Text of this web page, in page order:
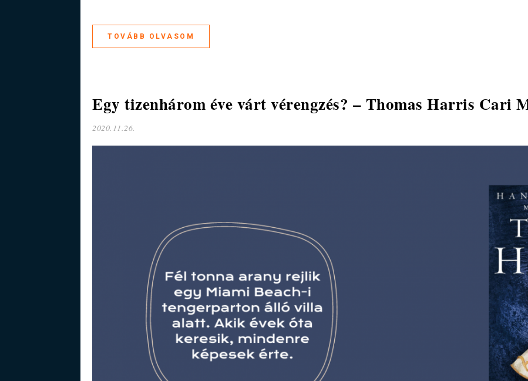
TOVÁBB OLVASOM
Egy tizenhárom éve várt vérengzés? – Thomas Harris Cari
2020.11.26.